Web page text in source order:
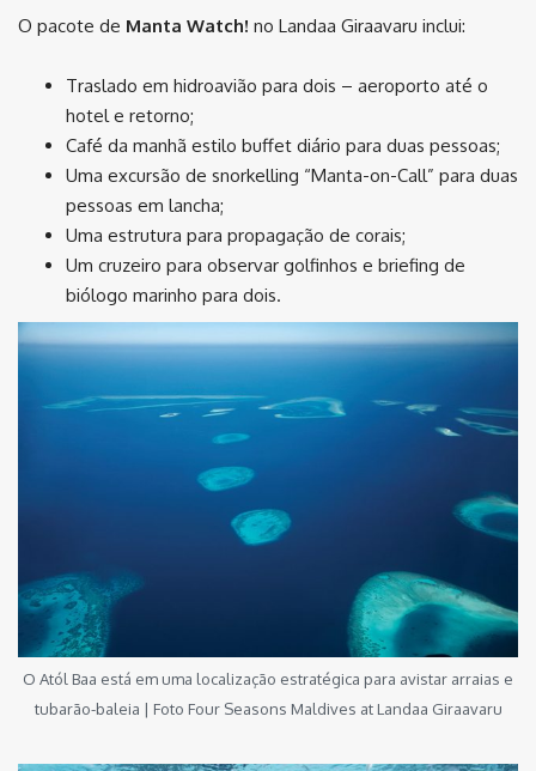
O pacote de Manta Watch! no Landaa Giraavaru inclui:
Traslado em hidroavião para dois – aeroporto até o
hotel e retorno;
Café da manhã estilo buffet diário para duas pessoas;
Uma excursão de snorkelling “Manta-on-Call” para duas
pessoas em lancha;
Uma estrutura para propagação de corais;
Um cruzeiro para observar golfinhos e briefing de
biólogo marinho para dois.
O Atól Baa está em uma localização estratégica para avistar arraias e
tubarão-baleia | Foto Four Seasons Maldives at Landaa Giraavaru